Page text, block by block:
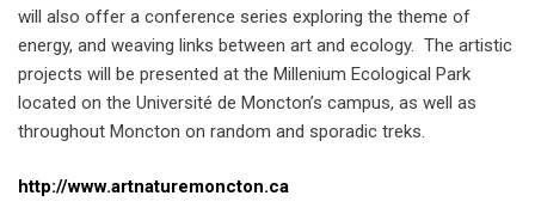
will also offer a conference series exploring the theme of
energy, and weaving links between art and ecology. The artistic
projects will be presented at the Millenium Ecological Park
located on the Université de Moncton’s campus, as well as
throughout Moncton on random and sporadic treks.
http://www.artnaturemoncton.ca